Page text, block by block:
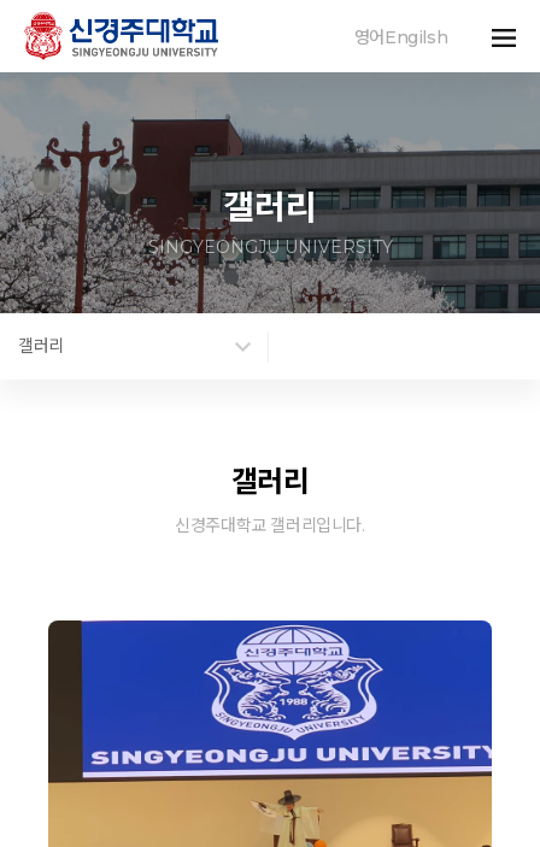
영어Engilsh
갤러리
SINGYEONGJU UNIVERSITY
갤러리
갤러리
신경주대학교 갤러리입니다.